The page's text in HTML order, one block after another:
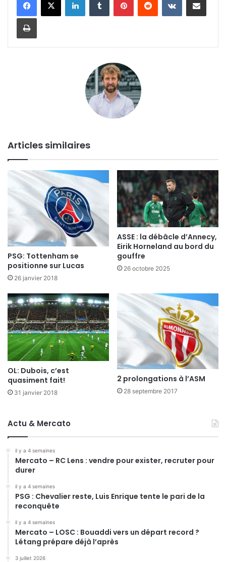
Imprimer
Articles similaires
PSG: Tottenham se
positionne sur Lucas
26 janvier 2018
ASSE : la débâcle d’Annecy,
Eirik Horneland au bord du
gouffre
26 octobre 2025
OL: Dubois, c’est
quasiment fait!
31 janvier 2018
2 prolongations à l’ASM
28 septembre 2017
Actu & Mercato
il y a 4 semaines
Mercato – RC Lens : vendre pour exister, recruter pour
durer
il y a 4 semaines
PSG : Chevalier reste, Luis Enrique tente le pari de la
reconquête
il y a 4 semaines
Mercato – LOSC : Bouaddi vers un départ record ?
Létang prépare déjà l’après
3 juillet 2026